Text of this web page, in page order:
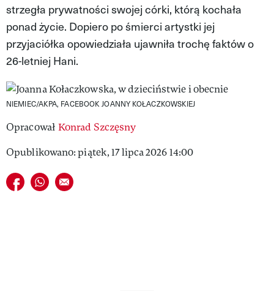
strzegła prywatności swojej córki, którą kochała
ponad życie. Dopiero po śmierci artystki jej
przyjaciółka opowiedziała ujawniła trochę faktów o
26-letniej Hani.
NIEMIEC/AKPA, FACEBOOK JOANNY KOŁACZKOWSKIEJ
Opracował Konrad Szczęsny
Opublikowano: piątek, 17 lipca 2026 14:00
Udostępnij na facebook
Udostępnij na whatsapp
E-mail do przyjaciela